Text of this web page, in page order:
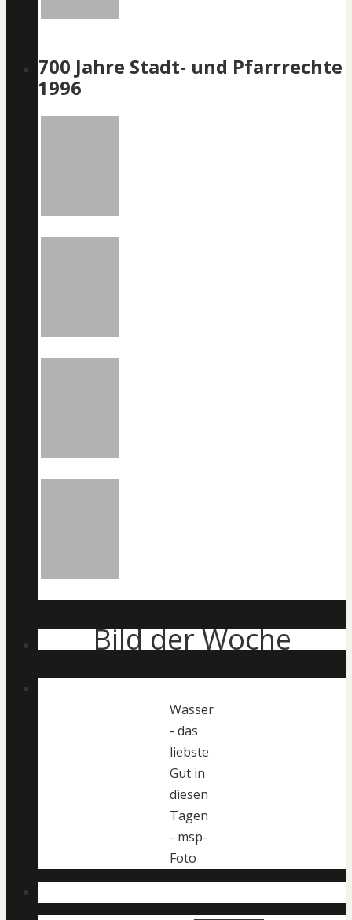
700 Jahre Stadt- und Pfarrrechte
1996
Bild der Woche
Wasser
- das
liebste
Gut in
diesen
Tagen
- msp-
Foto